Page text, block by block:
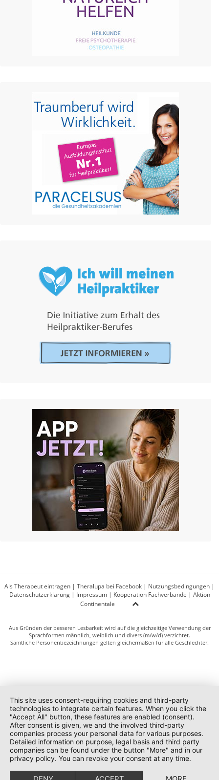
Als Therapeut eintragen | Theralupa bei Facebook | Nutzungsbedingungen |
Datenschutzerklärung| Impressum| Kooperation Fachverbände | Aktion
Continentale
Aus Gründen der besseren Lesbarkeit wird auf die gleichzeitige Verwendung der
Sprachformen männlich, weiblich und divers (m/w/d) verzichtet.
Sämtliche Personenbezeichnungen gelten gleichermaßen für alle Geschlechter.
This site uses consent-requiring cookies and third-party
technologies to integrate certain features. When you click the
"Accept All" button, these features are enabled (consent).
After consent is given, we and the involved third-party
companies process your personal data for various purposes.
Detailed information on purpose, legal basis and third party
companies can be found under the button "More" and in our
privacy policy. You can revoke your consent at any time.